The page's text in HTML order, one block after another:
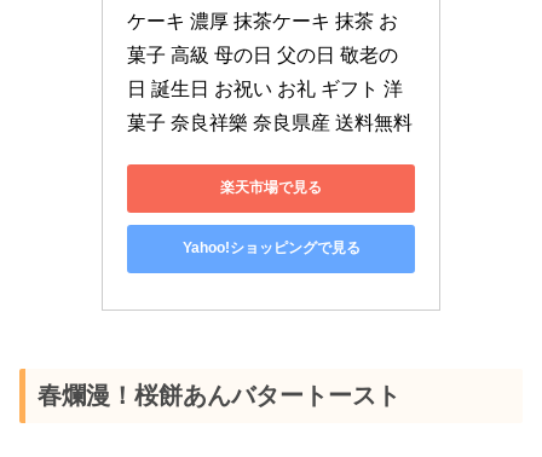
ケーキ 濃厚 抹茶ケーキ 抹茶 お
菓子 高級 母の日 父の日 敬老の
日 誕生日 お祝い お礼 ギフト 洋
菓子 奈良祥樂 奈良県産 送料無料
楽天市場で見る
Yahoo!ショッピングで見る
春爛漫！桜餅あんバタートースト